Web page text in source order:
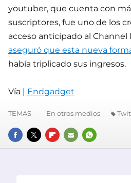
youtuber, que cuenta con
suscriptores, fue uno de los
acceso anticipado al
aseguró que esta nueva
había triplicado sus ingresos.
Vía | Endgadget
FACEBOOK
TWITTERFLIPBOARD
E-
WHATSAPP
TEMAS En otros medios